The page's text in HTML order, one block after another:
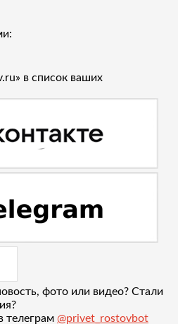
в список ваших
фото или видео? Стали
телеграм @privet_rostovbot